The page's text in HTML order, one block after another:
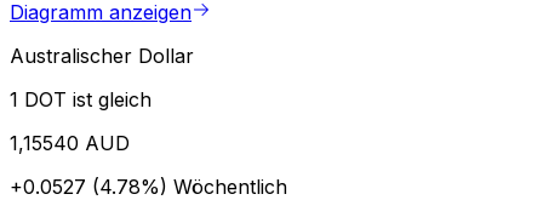
Diagramm anzeigen
Australischer Dollar
1 DOT ist gleich
1,15540 AUD
+0.0527 (4.78%) Wöchentlich